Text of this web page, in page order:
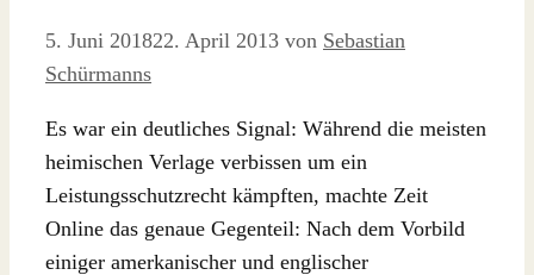
5. Juni 201822. April 2013 von Sebastian
Schürmanns
Es war ein deutliches Signal: Während die meisten
heimischen Verlage verbissen um ein
Leistungsschutzrecht kämpften, machte Zeit
Online das genaue Gegenteil: Nach dem Vorbild
einiger amerkanischer und englischer